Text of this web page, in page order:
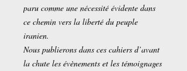
paru comme une nécessité évidente dans
ce chemin vers la liberté du peuple
iranien.
Nous publierons dans ces cahiers d’avant
la chute les évènements et les témoignages